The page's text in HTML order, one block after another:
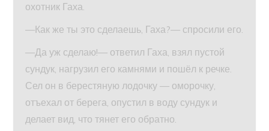
охотник Гаха.
—Как же ты это сделаешь, Гаха?— спросили его.
—Да уж сделаю!— ответил Гаха, взял пустой
сундук, нагрузил его камнями и пошёл к речке.
Сел он в берестяную лодочку — оморочку,
отъехал от берега, опустил в воду сундук и
делает вид, что тянет его обратно.